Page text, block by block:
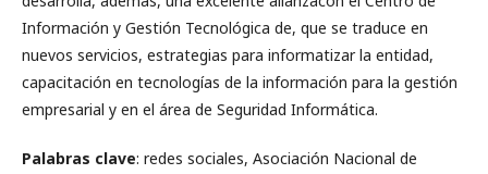
Información y Gestión Tecnológica de, que se traduce en
nuevos servicios, estrategias para informatizar la entidad,
capacitación en tecnologías de la información para la gestión
empresarial y en el área de Seguridad Informática.
Palabras clave: redes sociales, Asociación Nacional de